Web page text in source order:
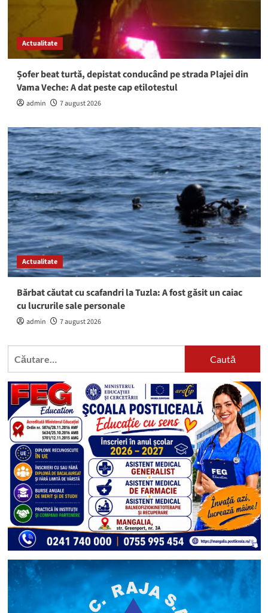
Actualitate
Șofer beat turtă, depistat conducând pe strada Plajei din
Vama Veche: A dat peste cap etilotestul
admin 7 august 2026
Actualitate
Bărbat căutat cu scafandri la Tuzla: A fost găsit un caiac
cu lucrurile sale personale
admin 7 august 2026
Caută